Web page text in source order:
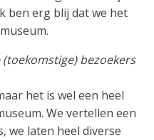
ben erg blij dat we het
bezoekers
het is wel een heel
We vertellen een
we laten heel diverse